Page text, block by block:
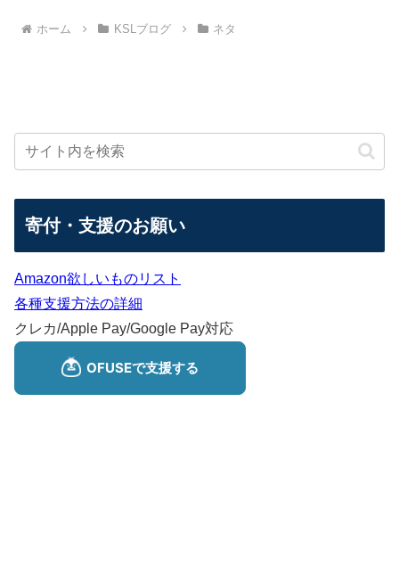
ホーム KSLブログ ネタ
寄付・支援のお願い
Amazon欲しいものリスト
各種支援方法の詳細
クレカ/Apple Pay/Google Pay対応